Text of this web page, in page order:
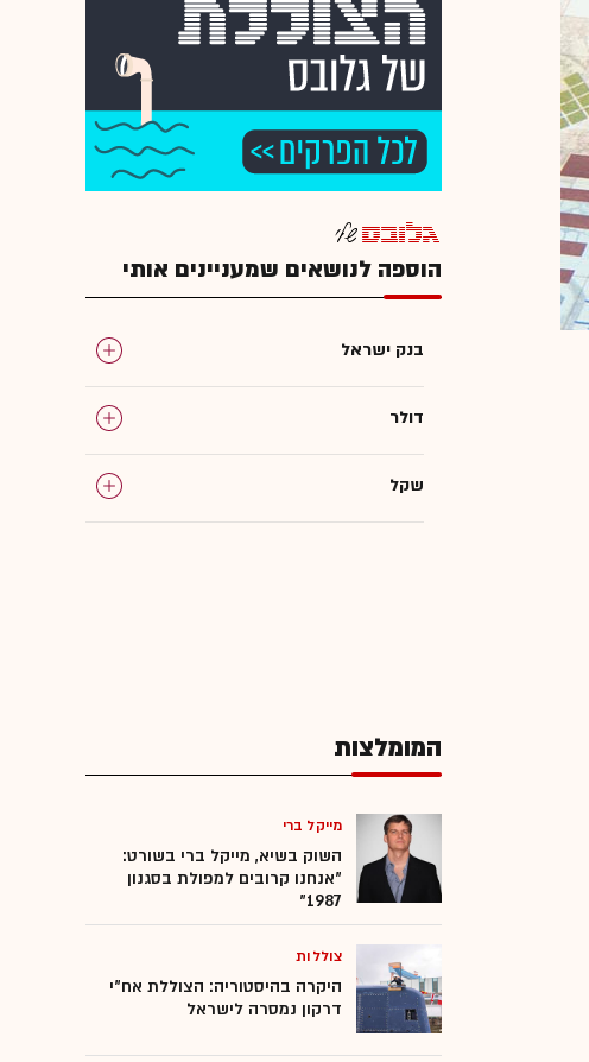
הוספה לנושאים שמעניינים אותי
בנק ישראל
דולר
שקל
המומלצות
מייקל ברי
השוק בשיא, מייקל ברי בשורט:
"אנחנו קרובים למפולת בסגנון
1987"
צוללות
היקרה בהיסטוריה: הצוללת אח"י
דרקון נמסרה לישראל